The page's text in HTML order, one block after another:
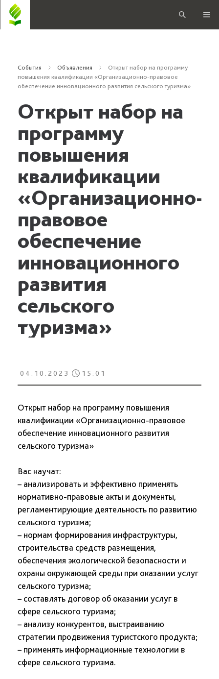
События Объявления
Открыт набор на программу
повышения квалификации «Организационно-правовое
обеспечение инновационного развития сельского туризма»
Открыт набор на
программу
повышения
квалификации
«Организационно-
правовое
обеспечение
инновационного
развития
сельского
туризма»
04.10.2023 15:01
Открыт набор на программу повышения
квалификации «Организационно-правовое
обеспечение инновационного развития
сельского туризма»
Вас научат:
– анализировать и эффективно применять
нормативно-правовые акты и документы,
регламентирующие деятельность по развитию
сельского туризма;
– нормам формирования инфраструктуры,
строительства средств размещения,
обеспечения экологической безопасности и
охраны окружающей среды при оказании услуг
сельского туризма;
– составлять договор об оказании услуг в
сфере сельского туризма;
– анализу конкурентов, выстраиванию
стратегии продвижения туристского продукта;
– применять информационные технологии в
сфере сельского туризма.